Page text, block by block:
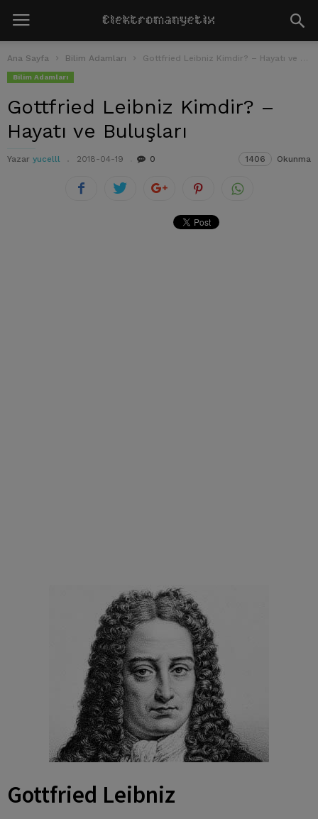
Ana Sayfa Bilim Adamları Gottfried Leibniz Kimdir? – Hayatı ve Buluşları
Bilim Adamları
Gottfried Leibniz Kimdir? –
Hayatı ve Buluşları
Yazar yucelll 2018-04-19 0 1406 Okunma
Gottfried Leibniz